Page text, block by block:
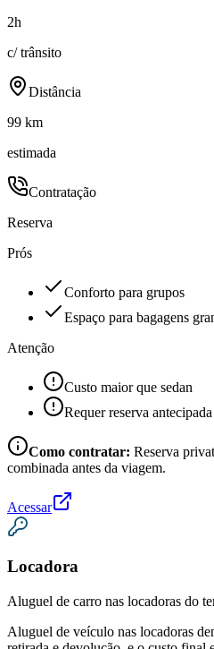
2h
c/ trânsito
Distância
99 km
estimada
Contratação
Reserva
Prós
Conforto para grupos
Espaço para bagagens
Atenção
Custo maior que sedan
Requer reserva antecipada
Como contratar: Reserva
combinada antes da viagem.
Acessar
Locadora
Aluguel de carro nas locadoras do
Aluguel de veículo nas locadoras